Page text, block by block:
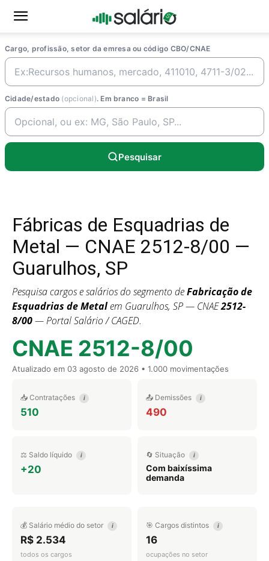
Cargo, profissão, setor da emresa ou código CBO/CNAE
Cidade/estado (opcional). Em branco = Brasil
Pesquisar
Fábricas de Esquadrias de
Metal — CNAE 2512-8/00 —
Guarulhos, SP
Pesquisa cargos e salários do segmento deFabricação de
Esquadrias de Metalem Guarulhos, SP — CNAE2512-
8/00— Portal Salário / CAGED.
CNAE 2512-8/00
Atualizado em 03 agosto de 2026 • 1.000 movimentações
📥 Contratações i
510
📤 Demissões i
490
⚖️ Saldo líquido i
+20
🔄 Situação i
Com baixíssima
demanda
💰 Salário médio do setor i
R$ 2.534
todos os cargos
🎯 Cargos distintos i
16
ocupações no setor